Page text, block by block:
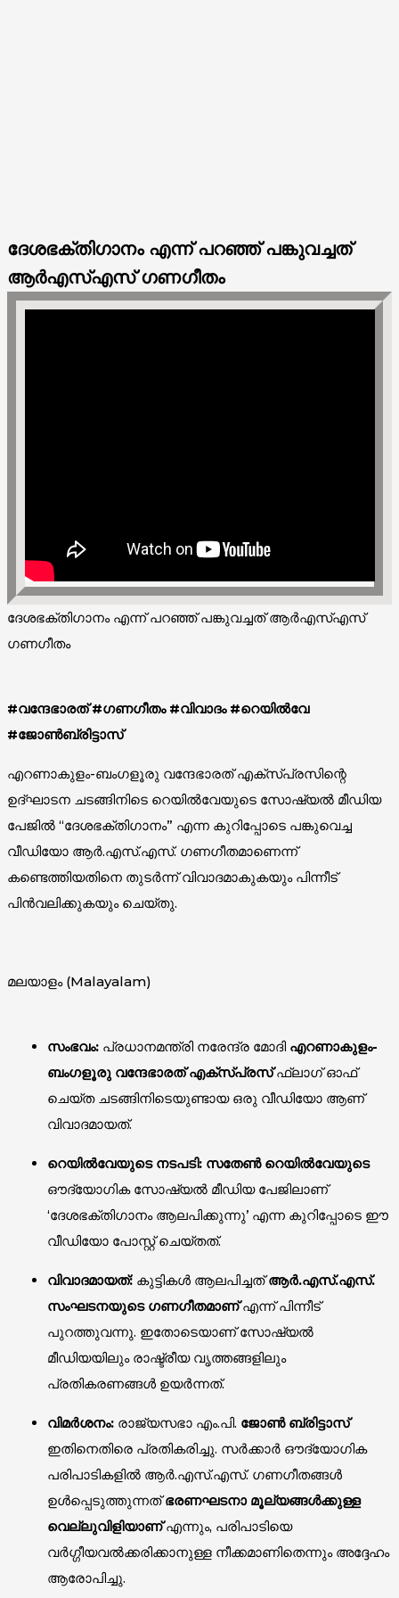
ദേശഭക്തിഗാനം എന്ന് പറഞ്ഞ് പങ്കുവച്ചത്
ആർഎസ്എസ് ഗണഗീതം
ദേശഭക്തിഗാനം എന്ന് പറഞ്ഞ് പങ്കുവച്ചത് ആർഎസ്എസ്
ഗണഗീതം
#വന്ദേഭാരത് #ഗണഗീതം #വിവാദം #റെയിൽവേ
#ജോൺബ്രിട്ടാസ്
എറണാകുളം-ബംഗളൂരു വന്ദേഭാരത് എക്സ്പ്രസിന്റെ
ഉദ്ഘാടന ചടങ്ങിനിടെ റെയിൽവേയുടെ സോഷ്യൽ മീഡിയ
പേജിൽ “ദേശഭക്തിഗാനം” എന്ന കുറിപ്പോടെ പങ്കുവെച്ച
വീഡിയോ ആർ.എസ്.എസ്. ഗണഗീതമാണെന്ന്
കണ്ടെത്തിയതിനെ തുടർന്ന് വിവാദമാകുകയും പിന്നീട്
പിൻവലിക്കുകയും ചെയ്തു.
മലയാളം (Malayalam)
സംഭവം:പ്രധാനമന്ത്രി നരേന്ദ്ര മോദി എറണാകുളം-
ബംഗളൂരു വന്ദേഭാരത് എക്സ്പ്രസ്ഫ്ലാഗ് ഓഫ്
ചെയ്ത ചടങ്ങിനിടെയുണ്ടായ ഒരു വീഡിയോ ആണ്
വിവാദമായത്.
റെയിൽവേയുടെ നടപടി: സതേൺ റെയിൽവേയുടെ
ഔദ്യോഗിക സോഷ്യൽ മീഡിയ പേജിലാണ്
‘ദേശഭക്തിഗാനം ആലപിക്കുന്നു’ എന്ന കുറിപ്പോടെ ഈ
വീഡിയോ പോസ്റ്റ് ചെയ്തത്.
വിവാദമായത്:കുട്ടികൾ ആലപിച്ചത്ആർ.എസ്.എസ്.
സംഘടനയുടെ ഗണഗീതമാണ്എന്ന് പിന്നീട്
പുറത്തുവന്നു. ഇതോടെയാണ് സോഷ്യൽ
മീഡിയയിലും രാഷ്ട്രീയ വൃത്തങ്ങളിലും
പ്രതികരണങ്ങൾ ഉയർന്നത്.
വിമർശനം:രാജ്യസഭാ എം.പി. ജോൺ ബ്രിട്ടാസ്
ഇതിനെതിരെ പ്രതികരിച്ചു. സർക്കാർ ഔദ്യോഗിക
പരിപാടികളിൽ ആർ.എസ്.എസ്. ഗണഗീതങ്ങൾ
ഉൾപ്പെടുത്തുന്നത്ഭരണഘടനാ മൂല്യങ്ങൾക്കുള്ള
വെല്ലുവിളിയാണ്എന്നും, പരിപാടിയെ
വർഗ്ഗീയവൽക്കരിക്കാനുള്ള നീക്കമാണിതെന്നും അദ്ദേഹം
ആരോപിച്ചു.